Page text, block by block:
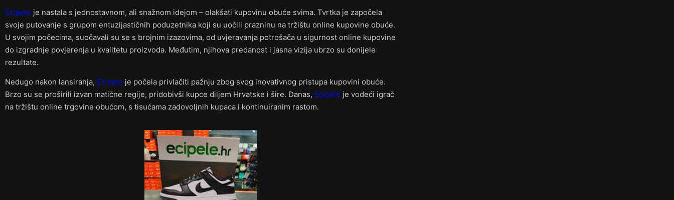
Ecipele je nastala s jednostavnom, ali snažnom idejom – olakšati kupovinu obuće svima. Tvrtka je započela
svoje putovanje s grupom entuzijastičnih poduzetnika koji su uočili prazninu na tržištu online kupovine obuće.
U svojim počecima, suočavali su se s brojnim izazovima, od uvjeravanja potrošača u sigurnost online kupovine
do izgradnje povjerenja u kvalitetu proizvoda. Međutim, njihova predanost i jasna vizija ubrzo su donijele
rezultate.
Nedugo nakon lansiranja, Ecipele je počela privlačiti pažnju zbog svog inovativnog pristupa kupovini obuće.
Brzo su se proširili izvan matične regije, pridobivši kupce diljem Hrvatske i šire. Danas, Ecipele je vodeći igrač
na tržištu online trgovine obućom, s tisućama zadovoljnih kupaca i kontinuiranim rastom.